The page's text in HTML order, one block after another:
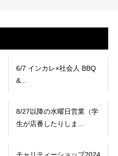
6/7 インカレ×社会人 BBQ
&...
8/27以降の水曜日営業（学
生が店番したりしま...